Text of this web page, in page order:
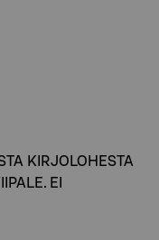
KIRJOLOHESTA
EI